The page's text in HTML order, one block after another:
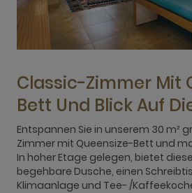
Classic-Zimmer Mit
Bett Und Blick Auf
Entspannen Sie in unserem 30 m²
Zimmer mit Queensize-Bett und
In hoher Etage gelegen, bietet
begehbare Dusche, einen
Klimaanlage und Tee- /